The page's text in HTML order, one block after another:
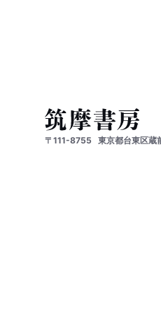
〒111-8755 東京都台東区